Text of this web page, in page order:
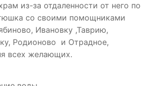
из-за отдаленности от него по
со своими помощниками
Ивановку ,Таврию,
Родионово и Отрадное,
для всех желающих.